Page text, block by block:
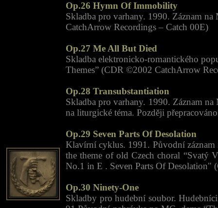
Op.26 Hymn Of Immobility
Skladba pro varhany. 1990. Záznam
CatchArrow Recordings – Catch 00E)
Op.27 Me All But Died
Skladba elektronicko-romantického
Themes” (CDR ©2002 CatchArrow
Op.28 Transubstantiation
Skladba pro varhany. 1990. Záznam
na liturgické téma. Později
Op.29 Seven Parts Of Desolation
Klavírní cyklus. 1991. Původní
the theme of old Czech choral “Svatý
No.1 in E . Seven Parts Of
Op.30 Ninety-One
Skladby pro hudební soubor.